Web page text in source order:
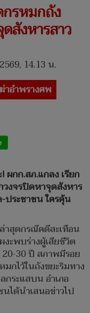
กรหมกถัง
สังหารสาว
14.13 น.
ฆ่าอำพรางศพ
ผกก.สภ.แกลง เรียก
งจรปิดหาจุดสังหาร
ประชาชน ใครคุ้น
าสุดกรณีคดีสะเทือน
ะพบร่างผู้เสียชีวิต
30 ปี สภาพมีรอย
ไว้ในถังขยะริมทาง
ระแสบน อำเภอ
ได้นำเสนอข่าวไป